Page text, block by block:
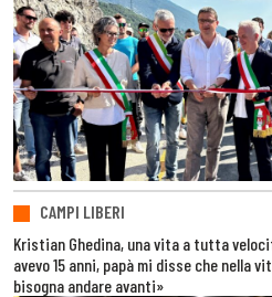
CAMPI LIBERI
Kristian Ghedina, una vita a tutta
avevo 15 anni, papà mi disse che nella
bisogna andare avanti»